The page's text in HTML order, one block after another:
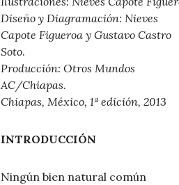
Diseño y Diagramación: Nieves
Capote Figueroa y Gustavo Castro
Soto.
Producción: Otros Mundos
AC/Chiapas.
Chiapas, México, 1ª edición, 2013
INTRODUCCIÓN
Ningún bien natural común